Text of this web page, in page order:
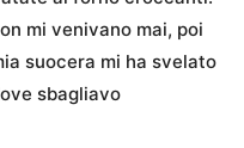
mi venivano mai, poi
suocera mi ha svelato
sbagliavo